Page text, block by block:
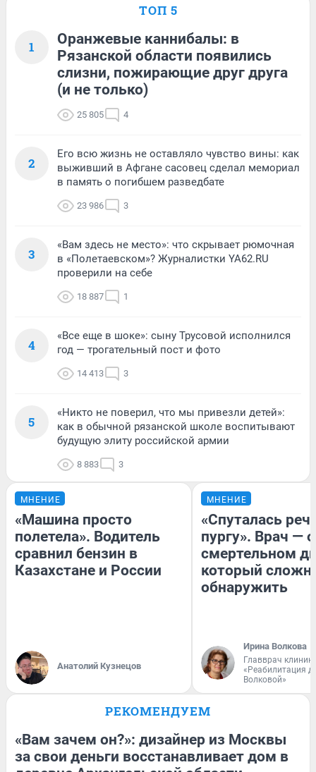
ТОП 5
1
Оранжевые каннибалы: в
Рязанской области появились
слизни, пожирающие друг друга
(и не только)
25 805 4
2
Его всю жизнь не оставляло чувство вины: как
выживший в Афгане сасовец сделал мемориал
в память о погибшем разведбате
23 986 3
3
«Вам здесь не место»: что скрывает рюмочная
в «Полетаевском»? Журналистки YA62.RU
проверили на себе
18 887 1
4
«Все еще в шоке»: сыну Трусовой исполнился
год — трогательный пост и фото
14 413 3
5
«Никто не поверил, что мы привезли детей»:
как в обычной рязанской школе воспитывают
будущую элиту российской армии
8 883 3
МНЕНИЕ
«Машина просто
полетела». Водитель
сравнил бензин в
Казахстане и России
Анатолий Кузнецов
МНЕНИЕ
«Спуталась
пургу». Врач — о
смертельном
который
обнаружить
Ирина Волкова
Главврач
«Реабилитация
Волковой»
РЕКОМЕНДУЕМ
«Вам зачем он?»: дизайнер из Москвы
за свои деньги восстанавливает дом в